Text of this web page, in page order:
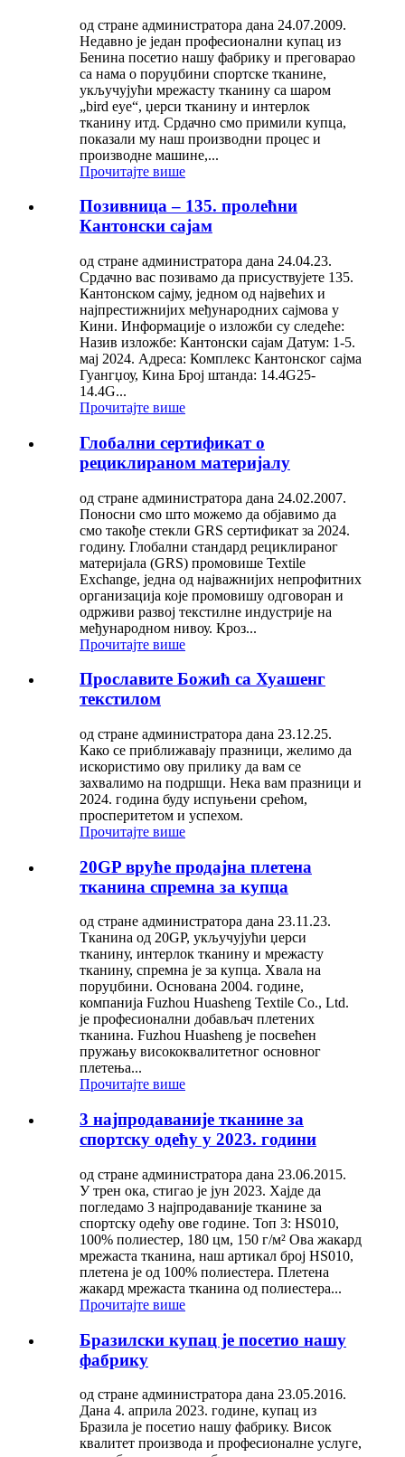
од стране администратора дана 24.07.2009.
Недавно је један професионални купац из
Бенина посетио нашу фабрику и преговарао
са нама о поруџбини спортске тканине,
укључујући мрежасту тканину са шаром
„bird eye“, џерси тканину и интерлок
тканину итд. Срдачно смо примили купца,
показали му наш производни процес и
производне машине,...
Прочитајте више
Позивница – 135. пролећни
Кантонски сајам
од стране администратора дана 24.04.23.
Срдачно вас позивамо да присуствујете 135.
Кантонском сајму, једном од највећих и
најпрестижнијих међународних сајмова у
Кини. Информације о изложби су следеће:
Назив изложбе: Кантонски сајам Датум: 1-5.
мај 2024. Адреса: Комплекс Кантонског сајма
Гуангџоу, Кина Број штанда: 14.4G25-
14.4G...
Прочитајте више
Глобални сертификат о
рециклираном материјалу
од стране администратора дана 24.02.2007.
Поносни смо што можемо да објавимо да
смо такође стекли GRS сертификат за 2024.
годину. Глобални стандард рециклираног
материјала (GRS) промовише Textile
Exchange, једна од најважнијих непрофитних
организација које промовишу одговоран и
одрживи развој текстилне индустрије на
међународном нивоу. Кроз...
Прочитајте више
Прославите Божић са Хуашенг
текстилом
од стране администратора дана 23.12.25.
Како се приближавају празници, желимо да
искористимо ову прилику да вам се
захвалимо на подршци. Нека вам празници и
2024. година буду испуњени срећом,
просперитетом и успехом.
Прочитајте више
20GP вруће продајна плетена
тканина спремна за купца
од стране администратора дана 23.11.23.
Тканина од 20GP, укључујући џерси
тканину, интерлок тканину и мрежасту
тканину, спремна је за купца. Хвала на
поруџбини. Основана 2004. године,
компанија Fuzhou Huasheng Textile Co., Ltd.
је професионални добављач плетених
тканина. Fuzhou Huasheng је посвећен
пружању висококвалитетног основног
плетења...
Прочитајте више
3 најпродаваније тканине за
спортску одећу у 2023. години
од стране администратора дана 23.06.2015.
У трен ока, стигао је јун 2023. Хајде да
погледамо 3 најпродаваније тканине за
спортску одећу ове године. Топ 3: HS010,
100% полиестер, 180 цм, 150 г/м² Ова жакард
мрежаста тканина, наш артикал број HS010,
плетена је од 100% полиестера. Плетена
жакард мрежаста тканина од полиестера...
Прочитајте више
Бразилски купац је посетио нашу
фабрику
од стране администратора дана 23.05.2016.
Дана 4. априла 2023. године, купац из
Бразила је посетио нашу фабрику. Висок
квалитет производа и професионалне услуге,